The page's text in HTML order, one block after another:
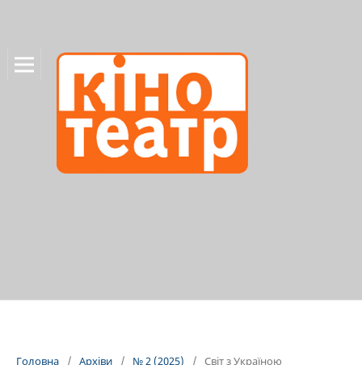
Головна / Архіви / № 2 (2025) / Світ з Україною